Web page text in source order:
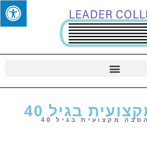
בגיל 40
הסבה מקצועית בגיל 40